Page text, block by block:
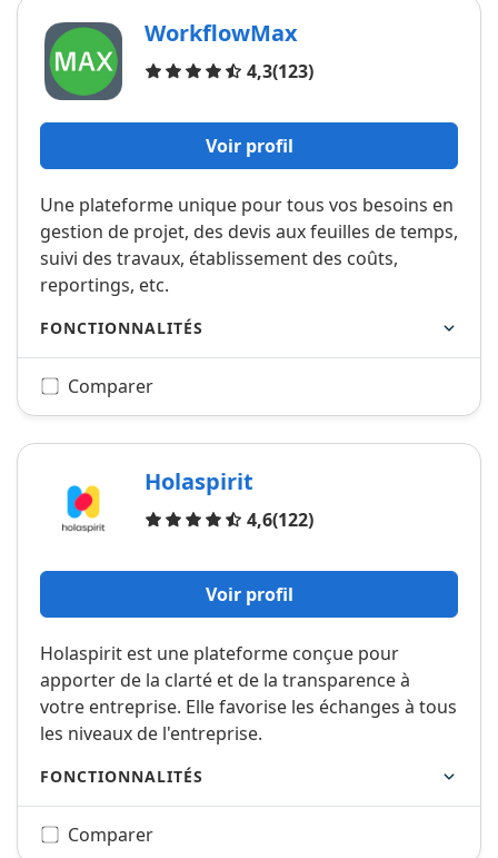
WorkflowMax
4,3(123)
Avis
Voir profil
Une plateforme unique pour tous vos besoins en
gestion de projet, des devis aux feuilles de temps,
suivi des travaux, établissement des coûts,
reportings, etc.
FONCTIONNALITÉS
Comparer
Holaspirit
4,6(122)
Avis
Voir profil
Holaspirit est une plateforme conçue pour
apporter de la clarté et de la transparence à
votre entreprise. Elle favorise les échanges à tous
les niveaux de l'entreprise.
FONCTIONNALITÉS
Comparer